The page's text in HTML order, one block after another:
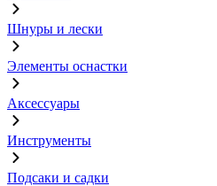
Шнуры и лески
Элементы оснастки
Аксессуары
Инструменты
Подсаки и садки